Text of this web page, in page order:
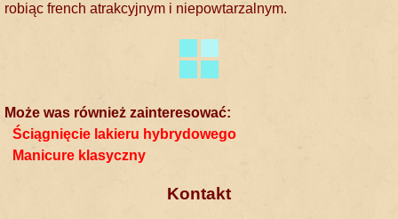
robiąc french atrakcyjnym i niepowtarzalnym.
Może was również zainteresować:
Ściągnięcie lakieru hybrydowego
Manicure klasyczny
Kontakt